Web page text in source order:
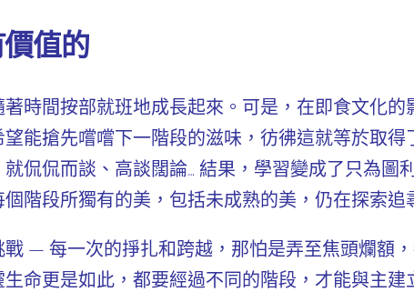
值的
時間按部就班地成長起來。可是，在即食文化
能搶先嚐嚐下一階段的滋味，彷彿這就等於取
侃侃而談、高談闊論… 結果，學習變成了只為圖
階段所獨有的美，包括未成熟的美，仍在探索追
— 每一次的掙扎和跨越，那怕是弄至焦頭爛額
生命更是如此，都要經過不同的階段，才能與主建